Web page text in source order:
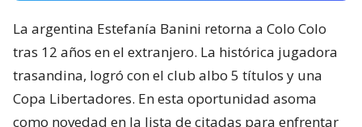
La argentina Estefanía Banini retorna a Colo Colo
tras 12 años en el extranjero. La histórica jugadora
trasandina, logró con el club albo 5 títulos y una
Copa Libertadores. En esta oportunidad asoma
como novedad en la lista de citadas para enfrentar